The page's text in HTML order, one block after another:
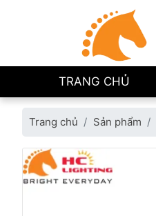
TRANG CHỦ
Trang chủ Sản phẩm